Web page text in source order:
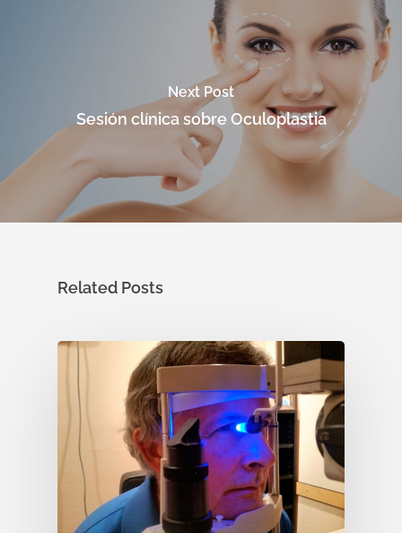
Next Post
Sesión clínica sobre Oculoplastia
Related Posts